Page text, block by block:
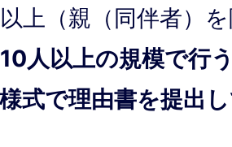
上（親（同伴者）
人以上の規模で行
式で理由書を提出